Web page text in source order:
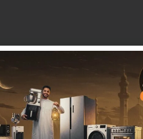
البريد الإلكتروني*